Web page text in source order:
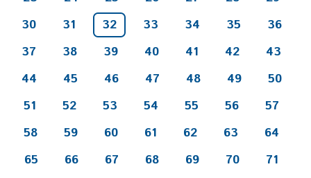
30
31 32 33 34 35
36
37
38 39 40 41 42
43
44
45 46 47 48 49
50
51
52 53 54 55 56
57
58
59 60 61 62 63
64
65
66 67 68 69 70
71